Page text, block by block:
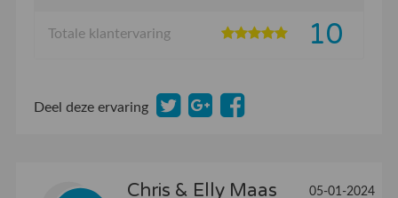
Totale klantervaring 10
Deel deze ervaring
Chris & Elly Maas 05-01-2024